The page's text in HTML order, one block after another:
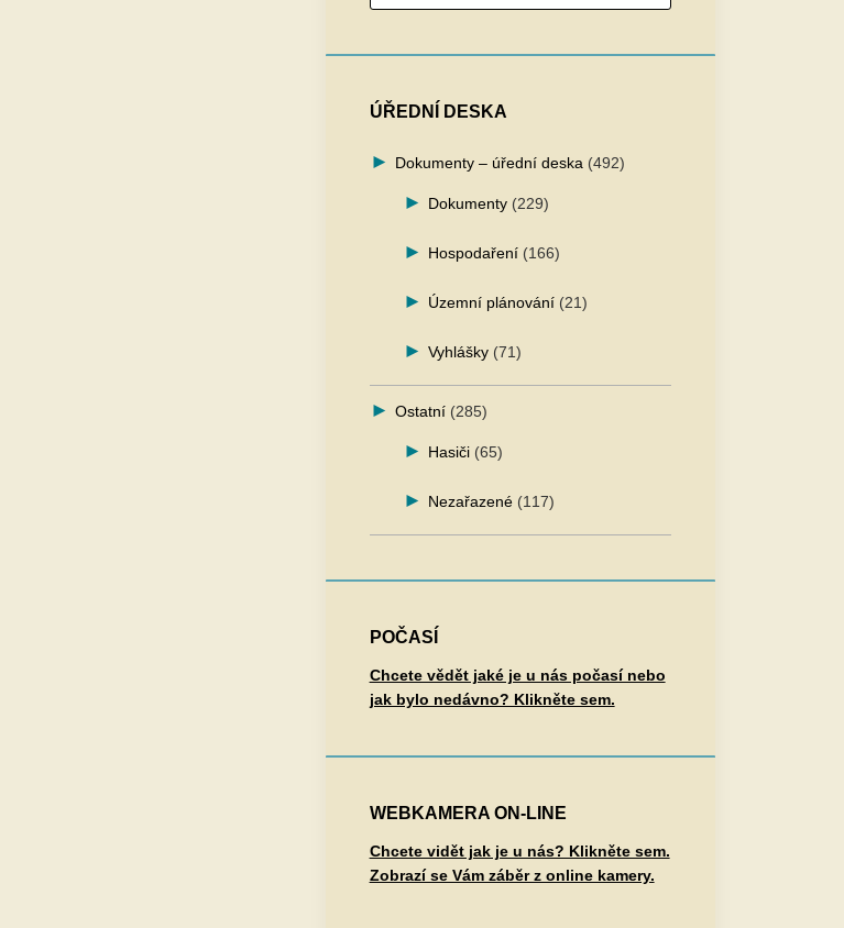
ÚŘEDNÍ DESKA
Dokumenty – úřední deska (492)
Dokumenty(229)
Hospodaření(166)
Územní plánování(21)
Vyhlášky(71)
Ostatní(285)
Hasiči(65)
Nezařazené(117)
POČASÍ
Chcete vědět jaké je u nás počasí nebo
jak bylo nedávno? Klikněte sem.
WEBKAMERA ON-LINE
Chcete vidět jak je u nás? Klikněte sem.
Zobrazí se Vám záběr z online kamery.